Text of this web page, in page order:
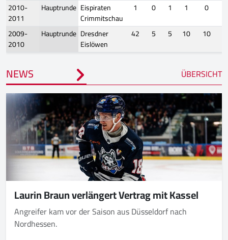
2010-
2011
Hauptrunde Eispiraten
Crimmitschau
1 0 1 1
0
2009-
2010
Hauptrunde Dresdner
Eislöwen
42 5 5 10 10
NEWS ÜBERSICHT
Laurin Braun verlängert Vertrag mit Kassel
Angreifer kam vor der Saison aus Düsseldorf nach
Nordhessen.